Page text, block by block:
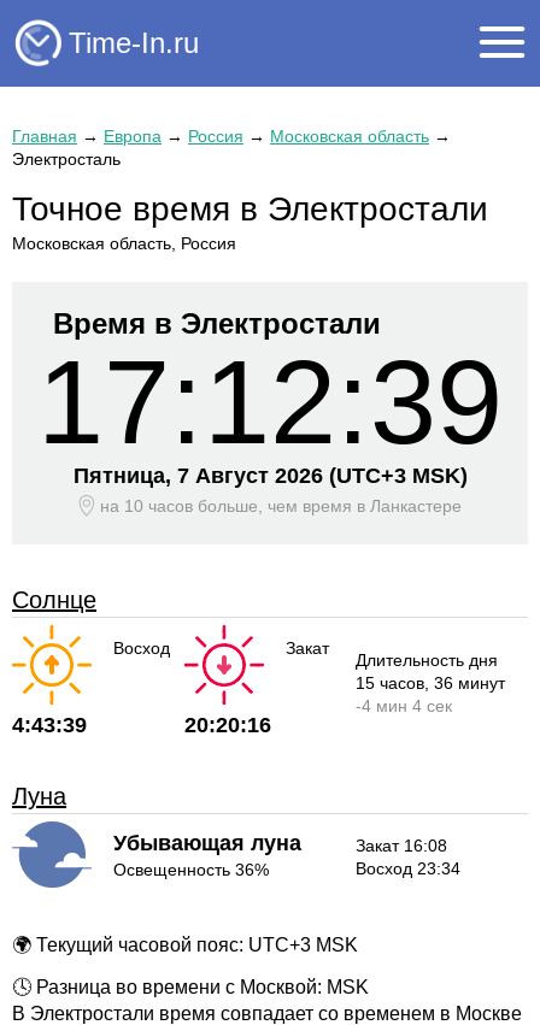
Time-In.ru
Главная → Европа → Россия → Московская область →
Электросталь
Точное время в Электростали
Московская область, Россия
Время в Электростали
17:12:39
Пятница, 7 Август 2026 (UTC+3 MSK)
на 10 часов больше, чем время в Ланкастере
Солнце
Восход
4:43:39
Закат
20:20:16
Длительность дня
15 часов , 36 минут
-4 мин4 сек
Луна
Убывающая луна
Освещенность 36%
Закат 16:08
Восход 23:34
🌍 Текущий часовой пояс: UTC+3 MSK
🕓 Разница во времени с Москвой: MSK
В Электростали время совпадает со временем в Москве